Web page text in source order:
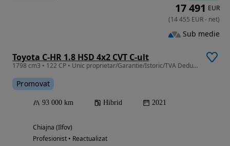
Toyota C-HR 1.8 HSD 4x2 CVT C-ult
1798 cm3 • 122 CP • Unic proprietar/Garantie/Istoric/TVA Deductibil/Finantare
Promovat
93 000 km Hibrid 2021
Chiajna (Ilfov)
Profesionist • Reactualizat
17 491 EUR
(14 455 EUR- net)
Sub medie